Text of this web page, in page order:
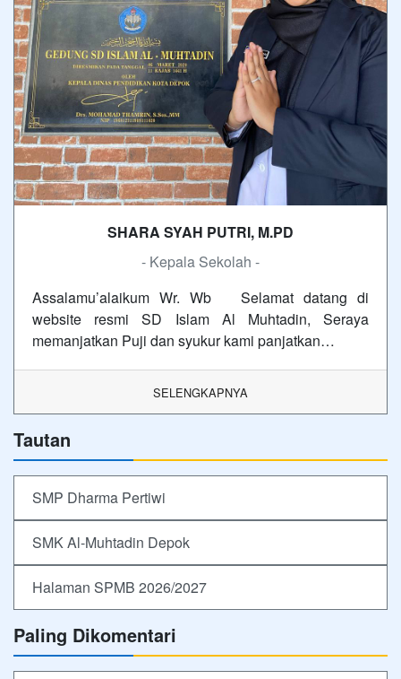
SHARA SYAH PUTRI, M.PD
- Kepala Sekolah -
Assalamu’alaikum Wr. Wb Selamat datang di
website resmi SD Islam Al Muhtadin, Seraya
memanjatkan Puji dan syukur kami panjatkan…
SELENGKAPNYA
Tautan
SMP Dharma Pertiwi
SMK Al-Muhtadin Depok
Halaman SPMB 2026/2027
Paling Dikomentari